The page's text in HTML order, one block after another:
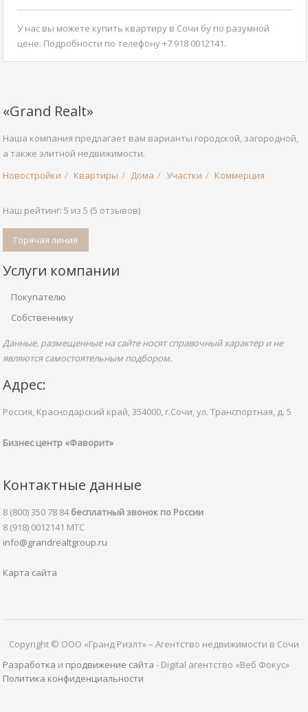
У нас вы можете купить квартиру в Сочи бу по разумной
цене. Подробности по телефону +7 918 0012141.
«Grand Realt»
Наша компания предлагает вам варианты городской, загородной,
а также элитной недвижимости.
Новостройки
Квартиры Дома Участки Коммерция
Наш рейтинг: 5 из 5 (5 отзывов)
Горячая линия
Услуги компании
Покупателю
Собственнику
Данные, размещенные на сайте носят справочный характер и не
являются самостоятельным подбором.
Адрес:
Россия, Краснодарский край,354000, г.Сочи, ул. Транспортная, д. 5
Бизнес центр «Фаворит»
Контактные данные
8 (800) 350 78 84бесплатный звонок по России
8 (918) 0012141 MTC
info@grandrealtgroup.ru
Карта сайта
Copyright © ООО «Гранд Риэлт» – Агентство недвижимости в Сочи
Разработка и продвижение сайта - Digital агентство «Веб Фокус»
Политика конфиденциальности